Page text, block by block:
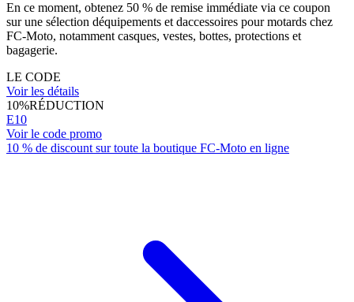
En ce moment, obtenez 50 % de remise immédiate via ce coupon
sur une sélection déquipements et daccessoires pour motards chez
FC-Moto, notamment casques, vestes, bottes, protections et
bagagerie.
LE CODE
Voir les détails
10%RÉDUCTION
E10
Voir le code promo
10 % de discount sur toute la boutique FC-Moto en ligne